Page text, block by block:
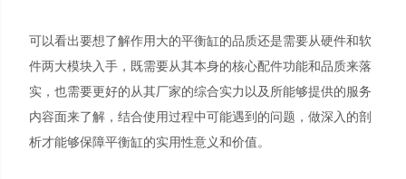
可以看出要想了解作用大的平衡缸的品质还是需要从硬件和软
件两大模块入手，既需要从其本身的核心配件功能和品质来落
实，也需要更好的从其厂家的综合实力以及所能够提供的服务
内容面来了解，结合使用过程中可能遇到的问题，做深入的剖
析才能够保障平衡缸的实用性意义和价值。